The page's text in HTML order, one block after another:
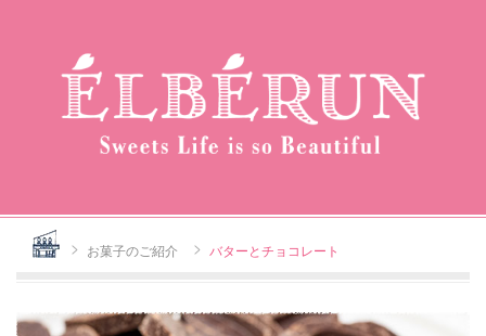
Home お菓子のご紹介 バターとチョコレート